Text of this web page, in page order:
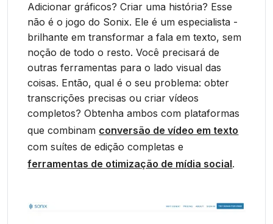
Adicionar gráficos? Criar uma história? Esse
não é o jogo do Sonix. Ele é um especialista -
brilhante em transformar a fala em texto, sem
noção de todo o resto. Você precisará de
outras ferramentas para o lado visual das
coisas. Então, qual é o seu problema: obter
transcrições precisas ou criar vídeos
completos? Obtenha ambos com plataformas
que combinam conversão de vídeo em texto
com suítes de edição completas e
ferramentas de otimização de mídia social.